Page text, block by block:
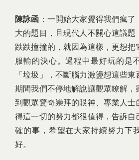
陳詠函 ：一開始大家覺得我們瘋
大的題目，且現代人不關心這議題
跌跌撞撞的，就因為這樣，更想把
服輸的決心。過程中最好玩的是
「垃圾」，不斷腦力激盪想這些
期間我們不停地解說讓觀眾瞭解，
到觀眾驚奇崇拜的眼神、專業人士
得這一切的努力都很值得，告訴自
確的事，希望在大家持續努力下
好。